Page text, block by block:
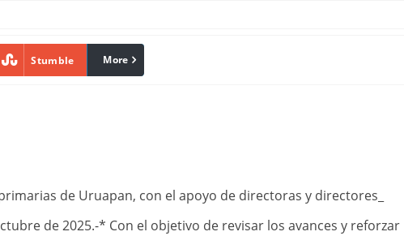
Stumble linkedin
More
de Uruapan, con el apoyo de directoras y directores_
de 2025.-* Con el objetivo de revisar los avances y reforzar